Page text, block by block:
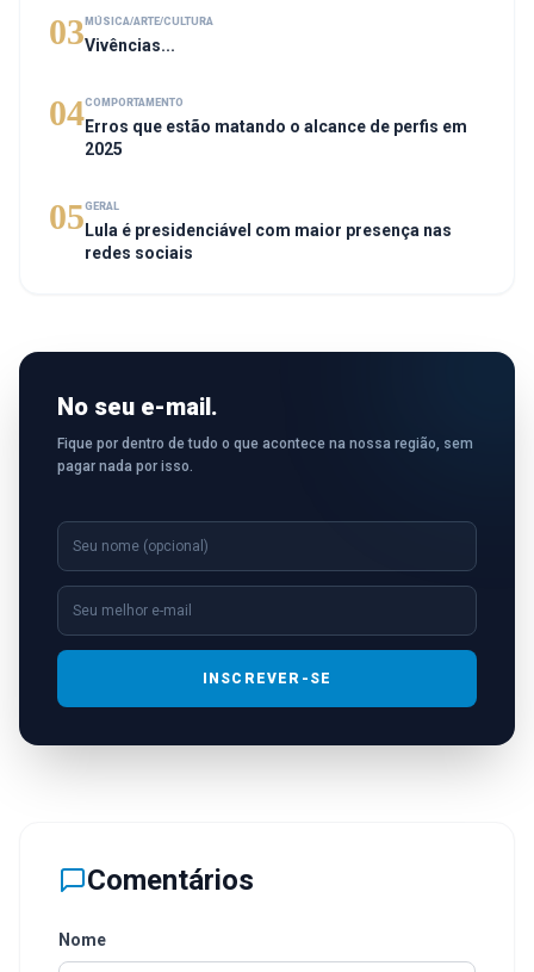
03 MÚSICA/ARTE/CULTURA
Vivências...
04COMPORTAMENTO
Erros que estão matando o alcance de perfis em
2025
05GERAL
Lula é presidenciável com maior presença nas
redes sociais
No seu e-mail.
Fique por dentro de tudo o que acontece na nossa região, sem
pagar nada por isso.
INSCREVER-SE
Comentários
Nome